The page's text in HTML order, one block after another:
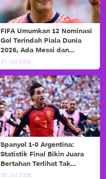
FIFA Umumkan 12 Nominasi
Gol Terindah Piala Dunia
2026, Ada Messi dan
Haaland!
21 Jul 2026
Spanyol 1-0 Argentina:
Statistik Final Bikin Juara
Bertahan Terlihat Tak
Berdaya
20 Jul 2026